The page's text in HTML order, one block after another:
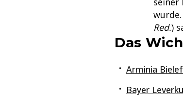
Red.)
Das
Arminia
Bayer